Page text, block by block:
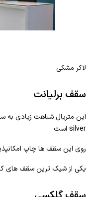
لاکر مشکی
سقف برلیانت
silver است
روی این سقف ها چاپ
یکی از شیک ترین سقف های